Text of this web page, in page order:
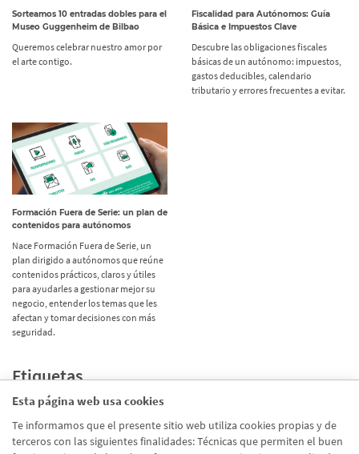
Esta página web usa cookies
Te informamos que el presente sitio web utiliza cookies propias y de
terceros con las siguientes finalidades: Técnicas que permiten el buen
Sorteamos 10 entradas dobles para el
Museo Guggenheim de Bilbao
Queremos celebrar nuestro amor por
el arte contigo.
Fiscalidad para Autónomos: Guía
Básica e Impuestos Clave
Descubre las obligaciones fiscales
básicas de un autónomo: impuestos,
gastos deducibles, calendario
tributario y errores frecuentes a evitar.
Formación Fuera de Serie: un plan de
contenidos para autónomos
Nace Formación Fuera de Serie, un
plan dirigido a autónomos que reúne
contenidos prácticos, claros y útiles
para ayudarles a gestionar mejor su
negocio, entender los temas que les
afectan y tomar decisiones con más
seguridad.
Etiquetas
Promociones
Corporativo(39)